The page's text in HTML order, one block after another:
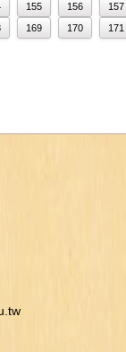
155 156
157
169 170 171